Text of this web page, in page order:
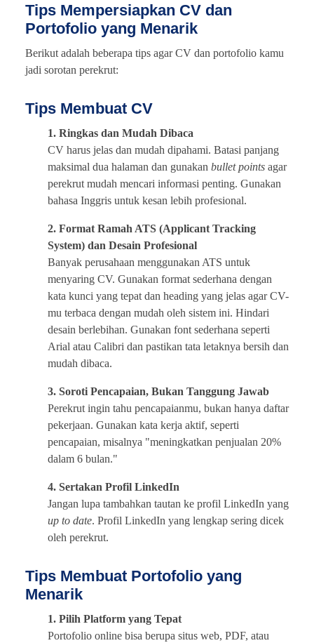
Tips Mempersiapkan CV dan
Portofolio yang Menarik
Berikut adalah beberapa tips agar CV dan portofolio kamu
jadi sorotan perekrut:
Tips Membuat CV
1. Ringkas dan Mudah Dibaca
CV harus jelas dan mudah dipahami. Batasi panjang
maksimal dua halaman dan gunakan bullet points agar
perekrut mudah mencari informasi penting. Gunakan
bahasa Inggris untuk kesan lebih profesional.
2. Format Ramah ATS (Applicant Tracking
System) dan Desain Profesional
Banyak perusahaan menggunakan ATS untuk
menyaring CV. Gunakan format sederhana dengan
kata kunci yang tepat dan heading yang jelas agar CV-
mu terbaca dengan mudah oleh sistem ini. Hindari
desain berlebihan. Gunakan font sederhana seperti
Arial atau Calibri dan pastikan tata letaknya bersih dan
mudah dibaca.
3. Soroti Pencapaian, Bukan Tanggung Jawab
Perekrut ingin tahu pencapaianmu, bukan hanya daftar
pekerjaan. Gunakan kata kerja aktif, seperti
pencapaian, misalnya "meningkatkan penjualan 20%
dalam 6 bulan."
4. Sertakan Profil LinkedIn
Jangan lupa tambahkan tautan ke profil LinkedIn yang
up to date. Profil LinkedIn yang lengkap sering dicek
oleh perekrut.
Tips Membuat Portofolio yang
Menarik
1. Pilih Platform yang Tepat
Portofolio online bisa berupa situs web, PDF, atau